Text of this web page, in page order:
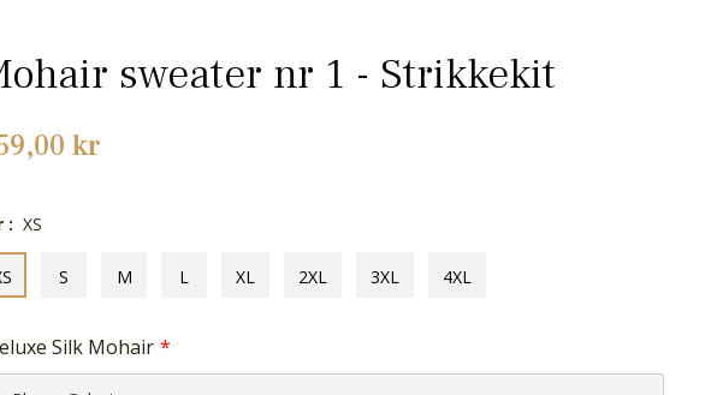
sweater nr 1 - Strikkekit
kr
: XS
S M L XL 2XL 3XL 4XL
Silk Mohair